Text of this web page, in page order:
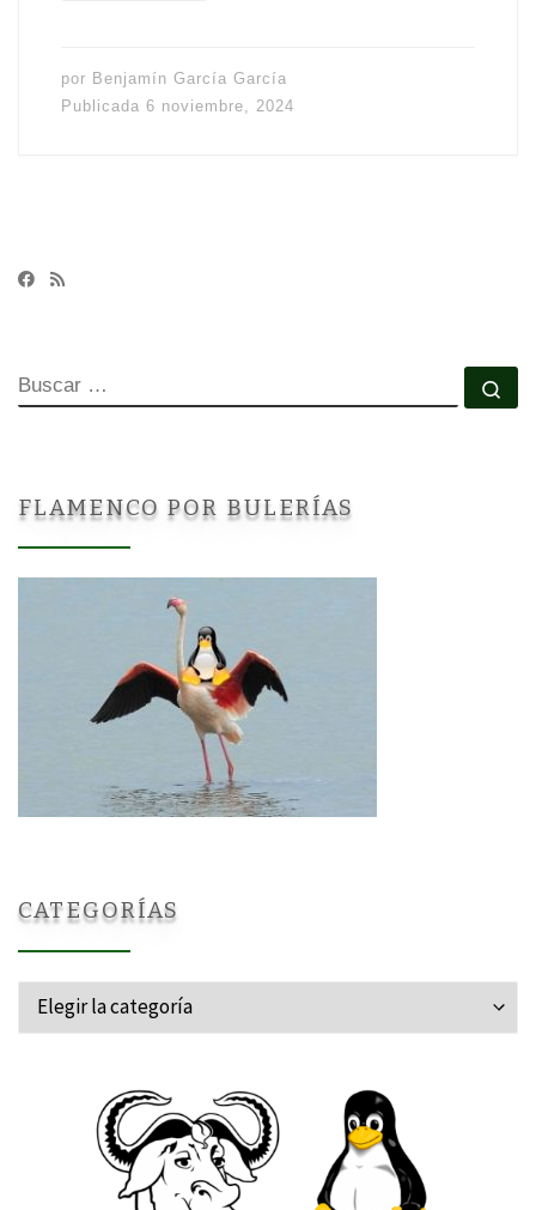
por Benjamín García García
Publicada 6 noviembre, 2024
BUSCAR
FLAMENCO POR BULERÍAS
CATEGORÍAS
Categorías